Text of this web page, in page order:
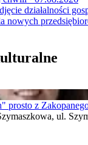
działalności
nowych
prosto z
ul.